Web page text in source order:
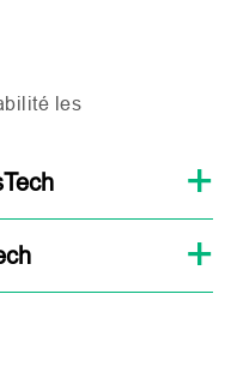
les